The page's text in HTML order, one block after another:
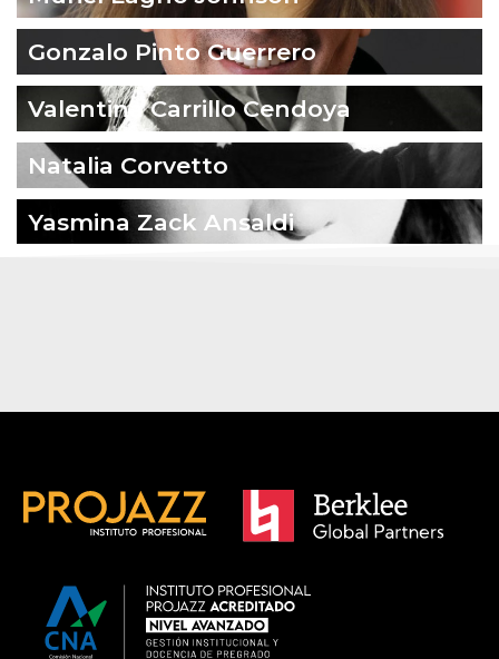
Gonzalo Pinto Guerrero
Valentina Carrillo Cendoya
Natalia Corvetto
Yasmina Zack Ansaldi